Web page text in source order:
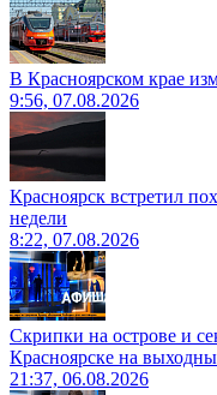
В Красноярском крае
9:56, 07.08.2026
Красноярск встретил
недели
8:22, 07.08.2026
Скрипки на острове и
Красноярске на
21:37, 06.08.2026